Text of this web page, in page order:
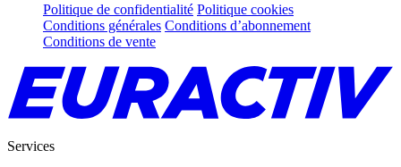
Politique de confidentialité Politique cookies
Conditions générales Conditions d’abonnement
Conditions de vente
Services